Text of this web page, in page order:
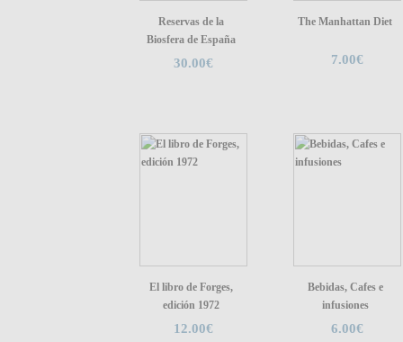
Reservas de la
Biosfera de España
30.00€
The Manhattan Diet
7.00€
El libro de Forges,
edición 1972
12.00€
Bebidas, Cafes e
infusiones
6.00€